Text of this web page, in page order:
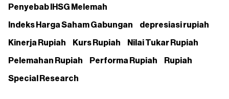
Penyebab IHSG Melemah
Indeks Harga Saham Gabungan depresiasi rupiah
Kinerja Rupiah Kurs Rupiah Nilai Tukar Rupiah
Pelemahan Rupiah Performa Rupiah Rupiah
Special Research